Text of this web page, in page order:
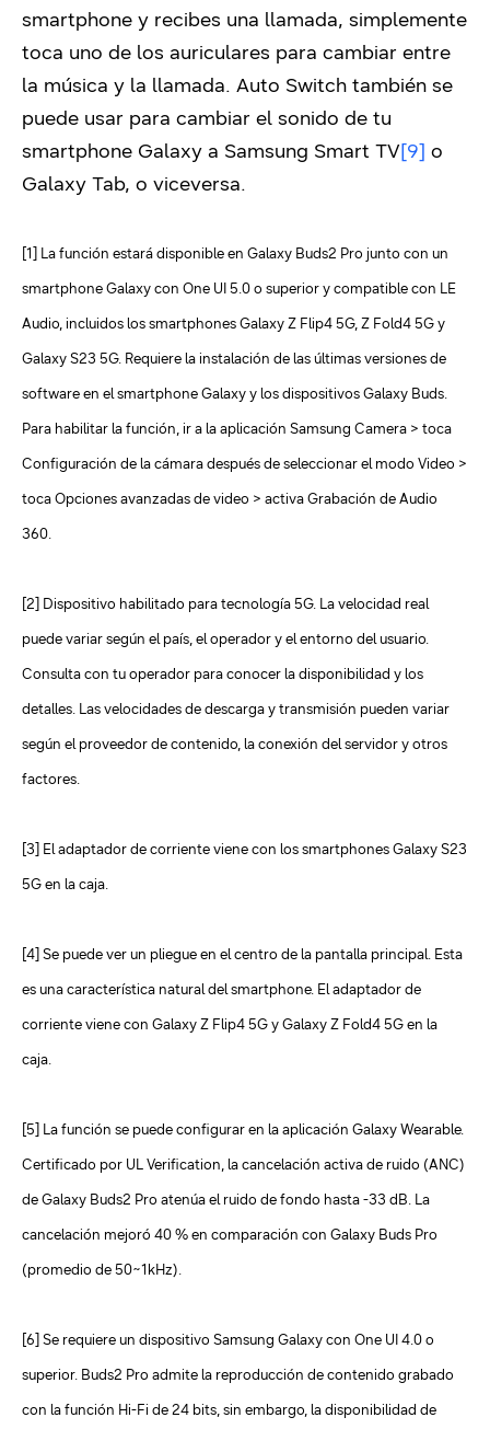
smartphone y recibes una llamada, simplemente
toca uno de los auriculares para cambiar entre
la música y la llamada. Auto Switch también se
puede usar para cambiar el sonido de tu
smartphone Galaxy a Samsung Smart TV[9] o
Galaxy Tab, o viceversa.
[1] La función estará disponible en Galaxy Buds2 Pro junto con un
smartphone Galaxy con One UI 5.0 o superior y compatible con LE
Audio, incluidos los smartphones Galaxy Z Flip4 5G, Z Fold4 5G y
Galaxy S23 5G. Requiere la instalación de las últimas versiones de
software en el smartphone Galaxy y los dispositivos Galaxy Buds.
Para habilitar la función, ir a la aplicación Samsung Camera > toca
Configuración de la cámara después de seleccionar el modo Video >
toca Opciones avanzadas de video > activa Grabación de Audio
360.
[2] Dispositivo habilitado para tecnología 5G. La velocidad real
puede variar según el país, el operador y el entorno del usuario.
Consulta con tu operador para conocer la disponibilidad y los
detalles. Las velocidades de descarga y transmisión pueden variar
según el proveedor de contenido, la conexión del servidor y otros
factores.
[3] El adaptador de corriente viene con los smartphones Galaxy S23
5G en la caja.
[4] Se puede ver un pliegue en el centro de la pantalla principal. Esta
es una característica natural del smartphone. El adaptador de
corriente viene con Galaxy Z Flip4 5G y Galaxy Z Fold4 5G en la
caja.
[5] La función se puede configurar en la aplicación Galaxy Wearable.
Certificado por UL Verification, la cancelación activa de ruido (ANC)
de Galaxy Buds2 Pro atenúa el ruido de fondo hasta -33 dB. La
cancelación mejoró 40 % en comparación con Galaxy Buds Pro
(promedio de 50~1kHz).
[6] Se requiere un dispositivo Samsung Galaxy con One UI 4.0 o
superior. Buds2 Pro admite la reproducción de contenido grabado
con la función Hi-Fi de 24 bits, sin embargo, la disponibilidad de